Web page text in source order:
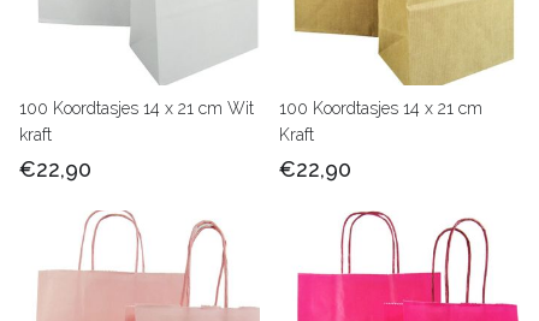
100 Koordtasjes 14 x 21 cm Wit
kraft
€22,90
100 Koordtasjes 14 x 21 cm
Kraft
€22,90